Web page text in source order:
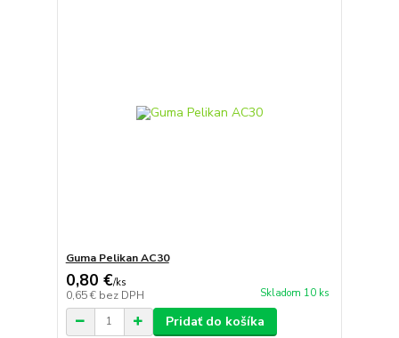
Guma Pelikan AC30
0,80 €/ks
0,65 € bez DPH Skladom 10 ks
Pridať do košíka